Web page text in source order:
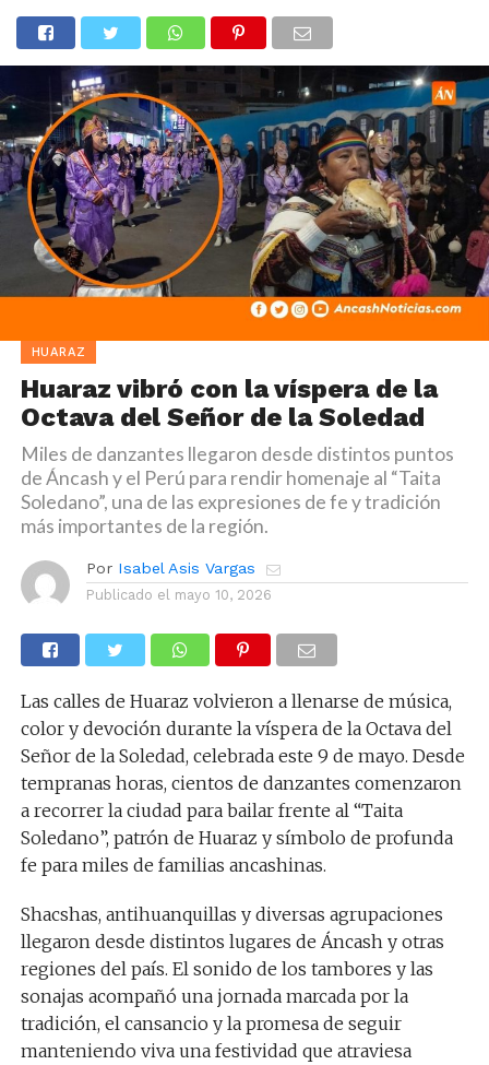
HUARAZ
Huaraz vibró con la víspera de la
Octava del Señor de la Soledad
Miles de danzantes llegaron desde distintos puntos
de Áncash y el Perú para rendir homenaje al “Taita
Soledano”, una de las expresiones de fe y tradición
más importantes de la región.
Por Isabel Asis Vargas
Publicado el mayo 10, 2026
Las calles de Huaraz volvieron a llenarse de música,
color y devoción durante la víspera de la Octava del
Señor de la Soledad, celebrada este 9 de mayo. Desde
tempranas horas, cientos de danzantes comenzaron
a recorrer la ciudad para bailar frente al “Taita
Soledano”, patrón de Huaraz y símbolo de profunda
fe para miles de familias ancashinas.
Shacshas, antihuanquillas y diversas agrupaciones
llegaron desde distintos lugares de Áncash y otras
regiones del país. El sonido de los tambores y las
sonajas acompañó una jornada marcada por la
tradición, el cansancio y la promesa de seguir
manteniendo viva una festividad que atraviesa